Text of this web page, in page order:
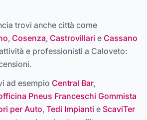
trovi anche città come
, Cosenza, Castrovillari e Cassano
e professionisti a Caloveto:
ad esempio Central Bar,
Pneus Franceschi Gommista
per Auto, Tedi Impianti e ScaviTer